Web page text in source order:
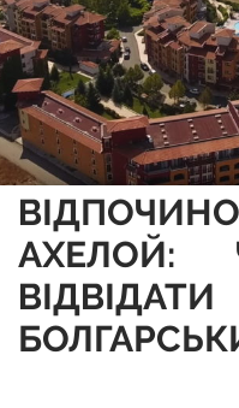
АХЕЛОЙ: